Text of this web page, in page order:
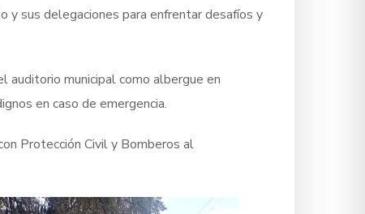
y sus delegaciones para enfrentar desafíos y
auditorio municipal como albergue en
en caso de emergencia.
Protección Civil y Bomberos al